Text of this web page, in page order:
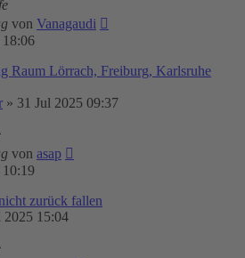
von Vanagaudi
Raum Lörrach, Freiburg, Karlsruhe
» 31 Jul 2025 09:37
von asap
zurück fallen
2025 15:04